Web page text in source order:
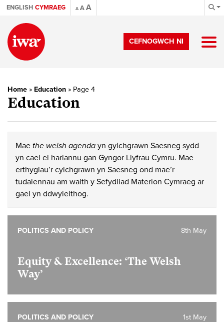
ENGLISH CYMRAEG A AA
CEFNOGWCH NI
Home » Education » Page 4
Education
Mae the welsh agenda yn gylchgrawn Saesneg sydd
yn cael ei hariannu gan Gyngor Llyfrau Cymru. Mae
erthyglau’r cylchgrawn yn Saesneg ond mae’r
tudalennau am waith y Sefydliad Materion Cymraeg ar
gael yn ddwyieithog.
Equity & Excellence: ‘The Welsh
Way’
8th May
POLITICS AND POLICY
1st May
POLITICS AND POLICY